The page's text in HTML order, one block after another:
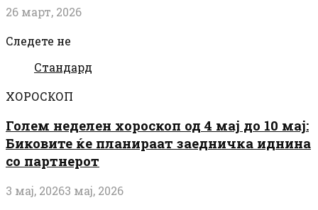
26 март, 2026
Следете не
Стандард
ХОРОСКОП
Голем неделен хороскоп од 4 мај до 10 мај:
Биковите ќе планираат заедничка иднина
со партнерот
3 мај, 20263 мај, 2026